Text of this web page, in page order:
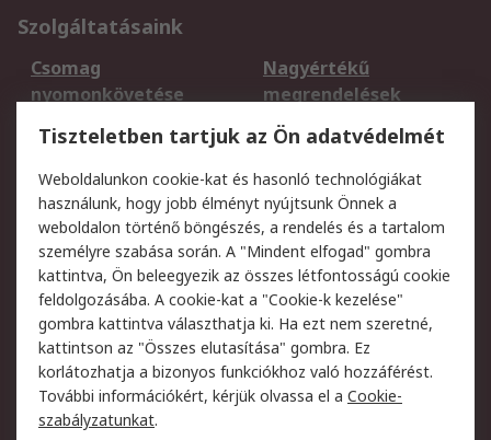
Szolgáltatásaink
Csomag
nyomonkövetése
Nagyértékű
megrendelések
Regisztráció
Szállítás
Termékvisszaküldés
Szolgáltatások
Jogi
Adatvédelmi
szabályzat
Az RS értékesítési
feltételei
Cookie szabályzat
Email biztonság
Webhelyre vonatkozó
feltételek
Weboldal felhasználói
szabályzata
Tiszteletben tartjuk az Ön adatvédelmét
Weboldalunkon cookie-kat és hasonló technológiákat
használunk, hogy jobb élményt nyújtsunk Önnek a
weboldalon történő böngészés, a rendelés és a tartalom
személyre szabása során. A "Mindent elfogad" gombra
kattintva, Ön beleegyezik az összes létfontosságú cookie
feldolgozásába. A cookie-kat a "Cookie-k kezelése"
gombra kattintva választhatja ki. Ha ezt nem szeretné,
kattintson az "Összes elutasítása" gombra. Ez
korlátozhatja a bizonyos funkciókhoz való hozzáférést.
További információkért, kérjük olvassa el a Cookie-
szabályzatunkat.